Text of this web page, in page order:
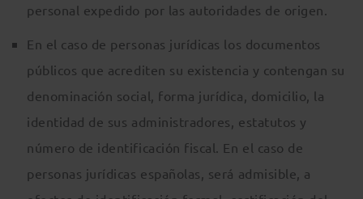
personal expedido por las autoridades de origen.
En el caso de personas jurídicas los documentos
públicos que acrediten su existencia y contengan su
denominación social, forma jurídica, domicilio, la
identidad de sus administradores, estatutos y
número de identificación fiscal. En el caso de
personas jurídicas españolas, será admisible, a